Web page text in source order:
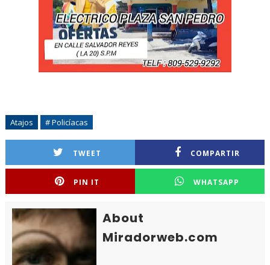
Atajos # Policíacas
TWEET COMPARTIR
PIN IT WHATSAPP
About
Miradorweb.com